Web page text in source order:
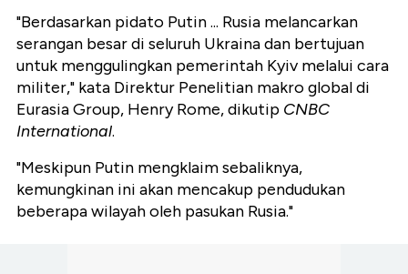
"Berdasarkan pidato Putin ... Rusia melancarkan
serangan besar di seluruh Ukraina dan bertujuan
untuk menggulingkan pemerintah Kyiv melalui cara
militer," kata Direktur Penelitian makro global di
Eurasia Group, Henry Rome, dikutip CNBC
International.
"Meskipun Putin mengklaim sebaliknya,
kemungkinan ini akan mencakup pendudukan
beberapa wilayah oleh pasukan Rusia."